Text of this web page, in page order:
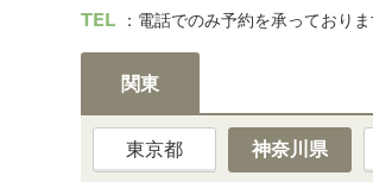
：電話でのみ予約を承っており
関東
東京都 神奈川県